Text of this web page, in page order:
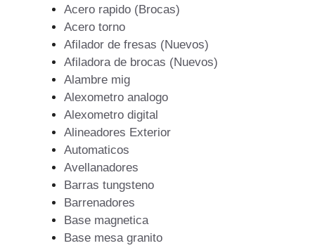
Acero rapido (Brocas)
Acero torno
Afilador de fresas (Nuevos)
Afiladora de brocas (Nuevos)
Alambre mig
Alexometro analogo
Alexometro digital
Alineadores Exterior
Automaticos
Avellanadores
Barras tungsteno
Barrenadores
Base magnetica
Base mesa granito